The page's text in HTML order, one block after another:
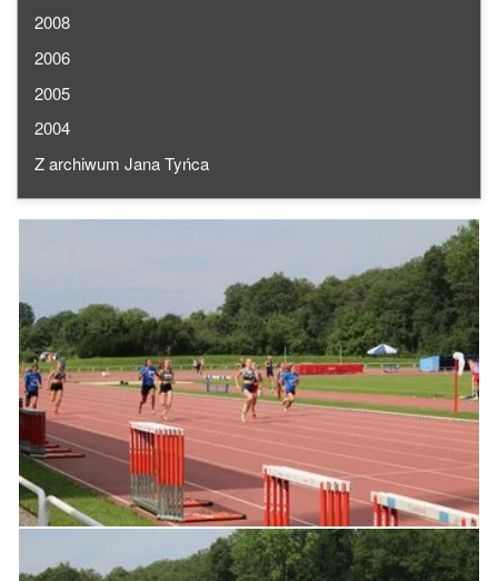
2008
2006
2005
2004
Z archiwum Jana Tyńca